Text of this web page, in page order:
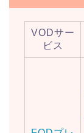
VODサー
ビス